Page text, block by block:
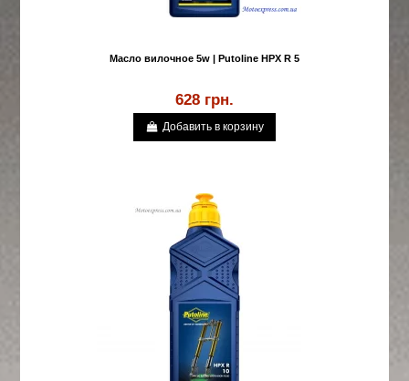
Масло вилочное 5w | Putoline HPX R 5
628 грн.
Добавить в корзину